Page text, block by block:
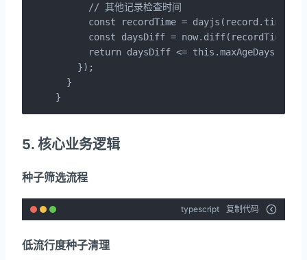
      // 其他记录检查时间
      const recordTime = dayjs(record.time);
const daysDiff = now.diff(recordTime,
      return daysDiff <= this.maxAgeDays;
    });
  }
}
5. 核心业务逻辑
种子筛选流程
typescript 复制代码
低流行度种子清理